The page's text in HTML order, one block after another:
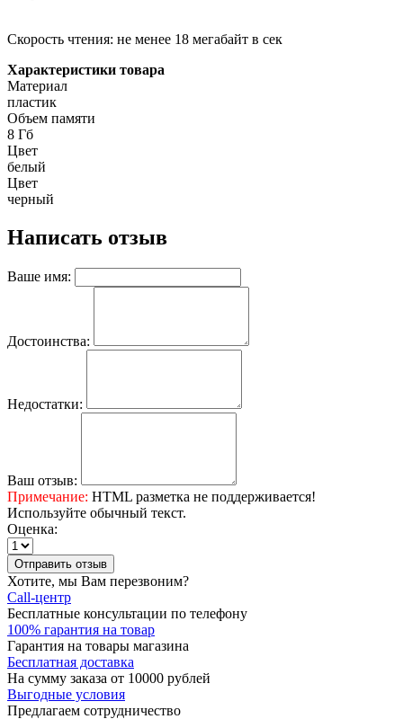
Скорость чтения: не менее 18 мегабайт в сек
Характеристики товара
Материал
пластик
Объем памяти
8 Гб
Цвет
белый
Цвет
черный
Написать отзыв
Ваше имя:
Достоинства:
Недостатки:
Ваш отзыв:
Примечание: HTML разметка не поддерживается!
Используйте обычный текст.
Оценка:
Отправить отзыв
Хотите, мы Вам перезвоним?
Call-центр
Бесплатные консультации по телефону
100% гарантия на товар
Гарантия на товары магазина
Бесплатная доставка
На сумму заказа от 10000 рублей
Выгодные условия
Предлагаем сотрудничество